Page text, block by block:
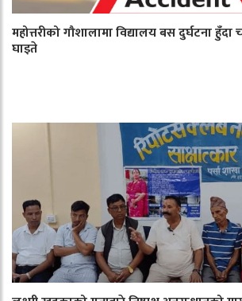
महोत्तरीको गौशालामा विद्यालय बस दुर्घटना
घाइते